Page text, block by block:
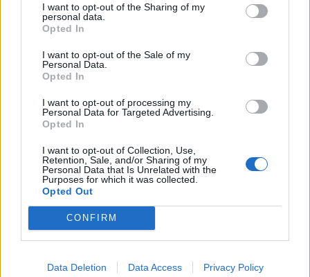
I want to opt-out of the Sharing of my
personal data.
Opted In
I want to opt-out of the Sale of my
Personal Data.
Opted In
I want to opt-out of processing my
Personal Data for Targeted Advertising.
Opted In
I want to opt-out of Collection, Use,
Retention, Sale, and/or Sharing of my
Personal Data that Is Unrelated with the
Purposes for which it was collected.
Opted Out
CONFIRM
Data Deletion Data Access Privacy Policy